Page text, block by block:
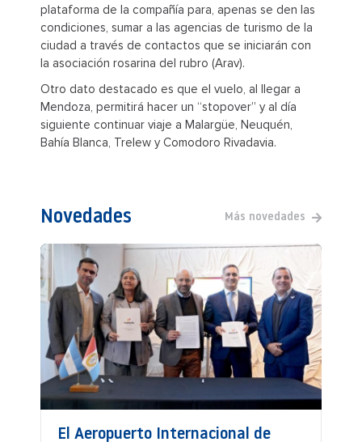
plataforma de la compañía para, apenas se den las
condiciones, sumar a las agencias de turismo de la
ciudad a través de contactos que se iniciarán con
la asociación rosarina del rubro (Arav).
Otro dato destacado es que el vuelo, al llegar a
Mendoza, permitirá hacer un “stopover” y al día
siguiente continuar viaje a Malargüe, Neuquén,
Bahía Blanca, Trelew y Comodoro Rivadavia.
Novedades Más novedades
El Aeropuerto Internacional de